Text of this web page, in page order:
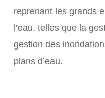
reprenant les grands
l’eau, telles que la
gestion des
plans d’eau.